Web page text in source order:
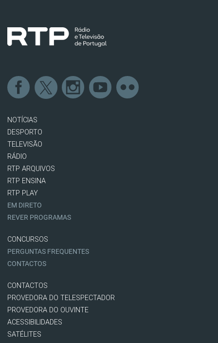
NOTÍCIAS
DESPORTO
TELEVISÃO
RÁDIO
RTP ARQUIVOS
RTP ENSINA
RTP PLAY
EM DIRETO
REVER PROGRAMAS
CONCURSOS
PERGUNTAS FREQUENTES
CONTACTOS
CONTACTOS
PROVEDORA DO TELESPECTADOR
PROVEDORA DO OUVINTE
ACESSIBILIDADES
SATÉLITES